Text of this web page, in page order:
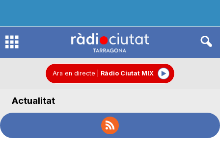
R
d
Ara en directe Ràdio Ciutat MIX
Actualitat